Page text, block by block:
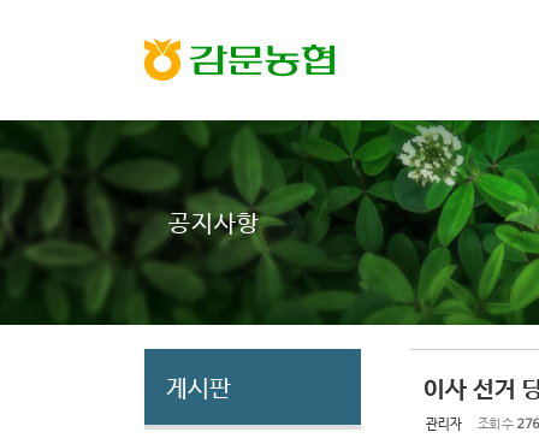
공지사항
게시판 이사 선거
관리자 조회 수 276